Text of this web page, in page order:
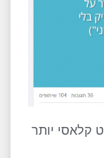
קלאסי יותר